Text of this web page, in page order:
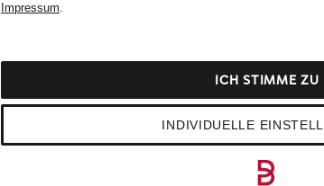
Impressum.
INDIVIDUELLE
ICH STIMME ZU